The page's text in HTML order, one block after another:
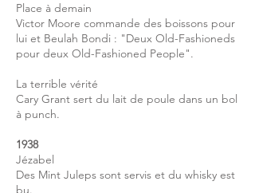
Place à demain
Victor Moore commande des boissons pour
lui et Beulah Bondi : "Deux Old-Fashioneds
pour deux Old-Fashioned People".
La terrible vérité
Cary Grant sert du lait de poule dans un bol
à punch.
1938
Jézabel
Des Mint Juleps sont servis et du whisky est
bu.